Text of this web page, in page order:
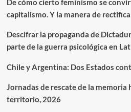
capitalismo. Y la manera de
Descifrar la propaganda de
parte de la guerra psicológica en
Chile y Argentina: Dos Estados
Jornadas de rescate de la
territorio, 2026